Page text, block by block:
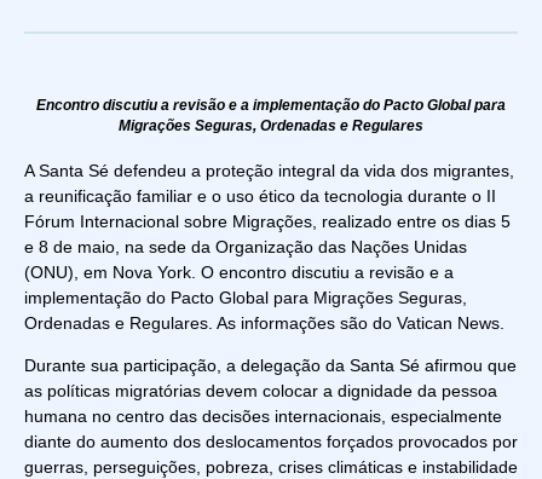
Encontro discutiu a revisão e a implementação do Pacto Global para
Migrações Seguras, Ordenadas e Regulares
A Santa Sé defendeu a proteção integral da vida dos migrantes,
a reunificação familiar e o uso ético da tecnologia durante o II
Fórum Internacional sobre Migrações, realizado entre os dias 5
e 8 de maio, na sede da Organização das Nações Unidas
(ONU), em Nova York. O encontro discutiu a revisão e a
implementação do Pacto Global para Migrações Seguras,
Ordenadas e Regulares. As informações são do Vatican News.
Durante sua participação, a delegação da Santa Sé afirmou que
as políticas migratórias devem colocar a dignidade da pessoa
humana no centro das decisões internacionais, especialmente
diante do aumento dos deslocamentos forçados provocados por
guerras, perseguições, pobreza, crises climáticas e instabilidade